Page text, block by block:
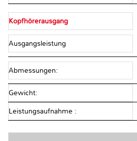
Kopfhörerausgang
Ausgangsleistung
Abmessungen:
Gewicht:
Leistungsaufnahme :